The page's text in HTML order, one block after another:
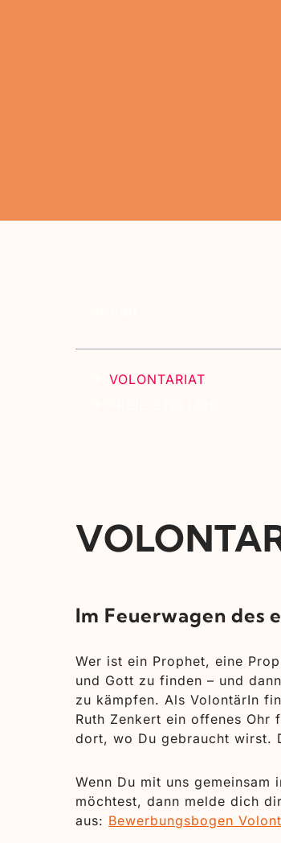
VOLONTARIAT
Im Feuerwagen des
Wer ist ein Prophet, eine
und Gott zu finden – und
zu kämpfen. Als VolontärIn
Ruth Zenkert ein offenes Ohr
dort, wo Du gebraucht wirst.
Wenn Du mit uns
möchtest, dann melde dich
aus: Bewerbungsbogen